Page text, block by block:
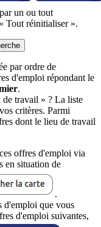
un ou tout
Tout réinitialiser ».
par ordre de
d'emploi répondant le
.
de travail » ? La liste
critères. Parmi
dont le lieu de travail
offres d'emploi via
en situation de
.
d'emploi que vous
d'emploi suivantes,